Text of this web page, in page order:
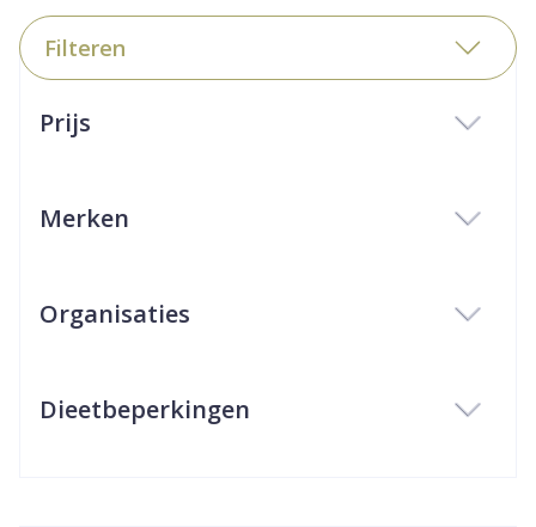
Filteren
Prijs
Merken
Organisaties
Dieetbeperkingen